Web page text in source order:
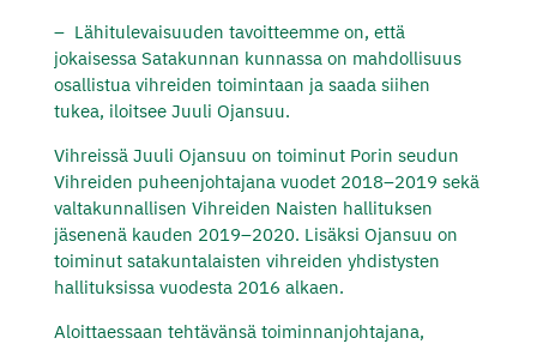
– Lähitulevaisuuden tavoitteemme on, että
jokaisessa Satakunnan kunnassa on mahdollisuus
osallistua vihreiden toimintaan ja saada siihen
tukea, iloitsee Juuli Ojansuu.
Vihreissä Juuli Ojansuu on toiminut Porin seudun
Vihreiden puheenjohtajana vuodet 2018–2019 sekä
valtakunnallisen Vihreiden Naisten hallituksen
jäsenenä kauden 2019–2020. Lisäksi Ojansuu on
toiminut satakuntalaisten vihreiden yhdistysten
hallituksissa vuodesta 2016 alkaen.
Aloittaessaan tehtävänsä toiminnanjohtajana,